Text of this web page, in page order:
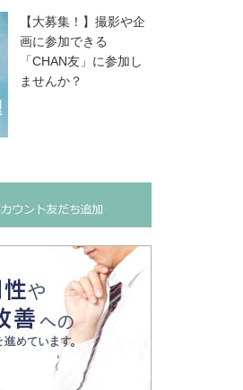
【大募集！】撮影や企
画に参加できる
「CHAN友」に参加し
ませんか？